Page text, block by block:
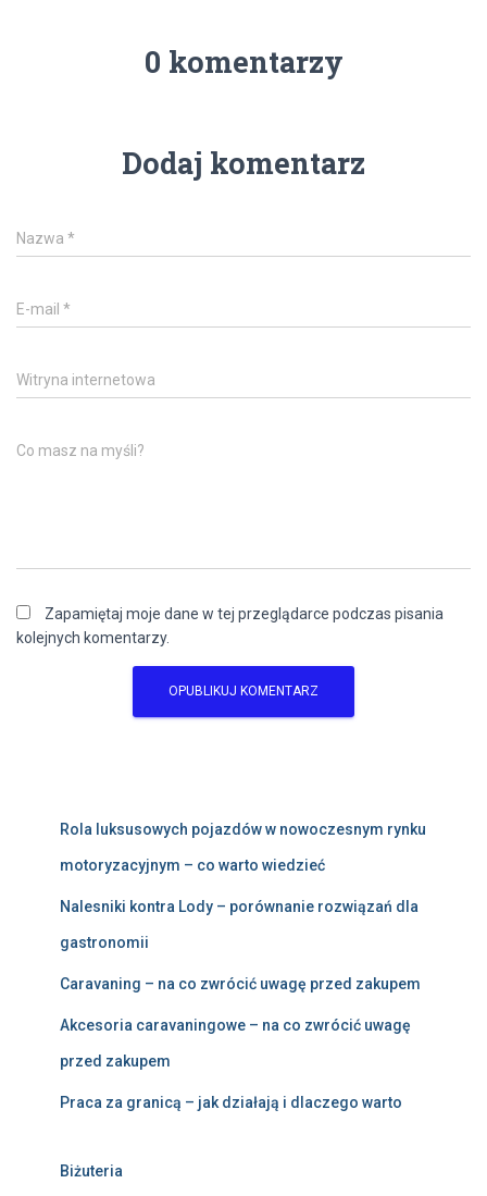
0 komentarzy
Dodaj komentarz
Nazwa *
E-mail *
Witryna internetowa
Co masz na myśli?
Zapamiętaj moje dane w tej przeglądarce podczas pisania
kolejnych komentarzy.
Rola luksusowych pojazdów w nowoczesnym rynku
motoryzacyjnym – co warto wiedzieć
Nalesniki kontra Lody – porównanie rozwiązań dla
gastronomii
Caravaning – na co zwrócić uwagę przed zakupem
Akcesoria caravaningowe – na co zwrócić uwagę
przed zakupem
Praca za granicą – jak działają i dlaczego warto
Biżuteria